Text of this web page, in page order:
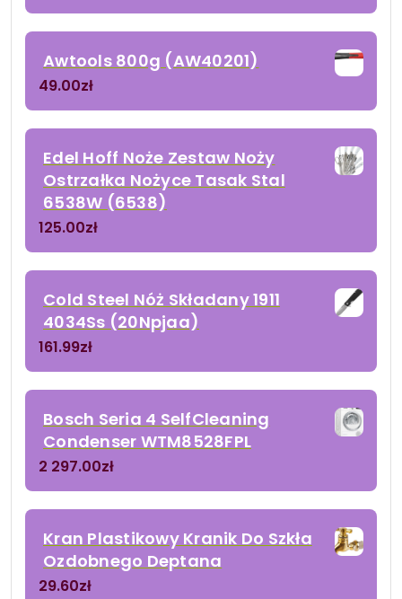
Awtools 800g (AW40201)
49.00zł
Edel Hoff Noże Zestaw Noży
Ostrzałka Nożyce Tasak Stal
6538W (6538)
125.00zł
Cold Steel Nóż Składany 1911
4034Ss (20Npjaa)
161.99zł
Bosch Seria 4 SelfCleaning
Condenser WTM8528FPL
2 297.00zł
Kran Plastikowy Kranik Do Szkła
Ozdobnego Deptana
29.60zł